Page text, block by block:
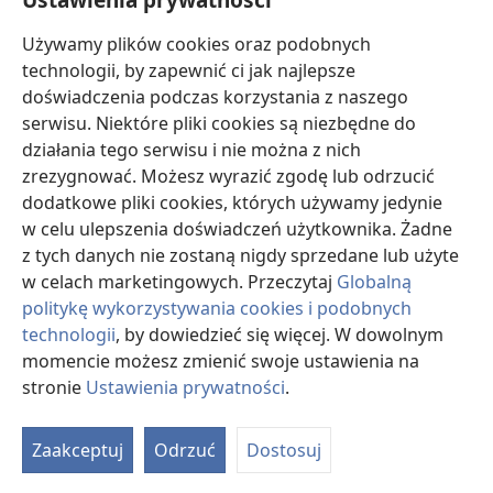
Używamy plików cookies oraz podobnych
technologii, by zapewnić ci jak najlepsze
doświadczenia podczas korzystania z naszego
serwisu. Niektóre pliki cookies są niezbędne do
działania tego serwisu i nie można z nich
zrezygnować. Możesz wyrazić zgodę lub odrzucić
dodatkowe pliki cookies, których używamy jedynie
w celu ulepszenia doświadczeń użytkownika. Żadne
z tych danych nie zostaną nigdy sprzedane lub użyte
w celach marketingowych. Przeczytaj Globalną
politykę wykorzystywania cookies i podobnych
technologii, by dowiedzieć się więcej. W dowolnym
momencie możesz zmienić swoje ustawienia na
stronie Ustawienia prywatności.
Zaakceptuj Odrzuć Dostosuj